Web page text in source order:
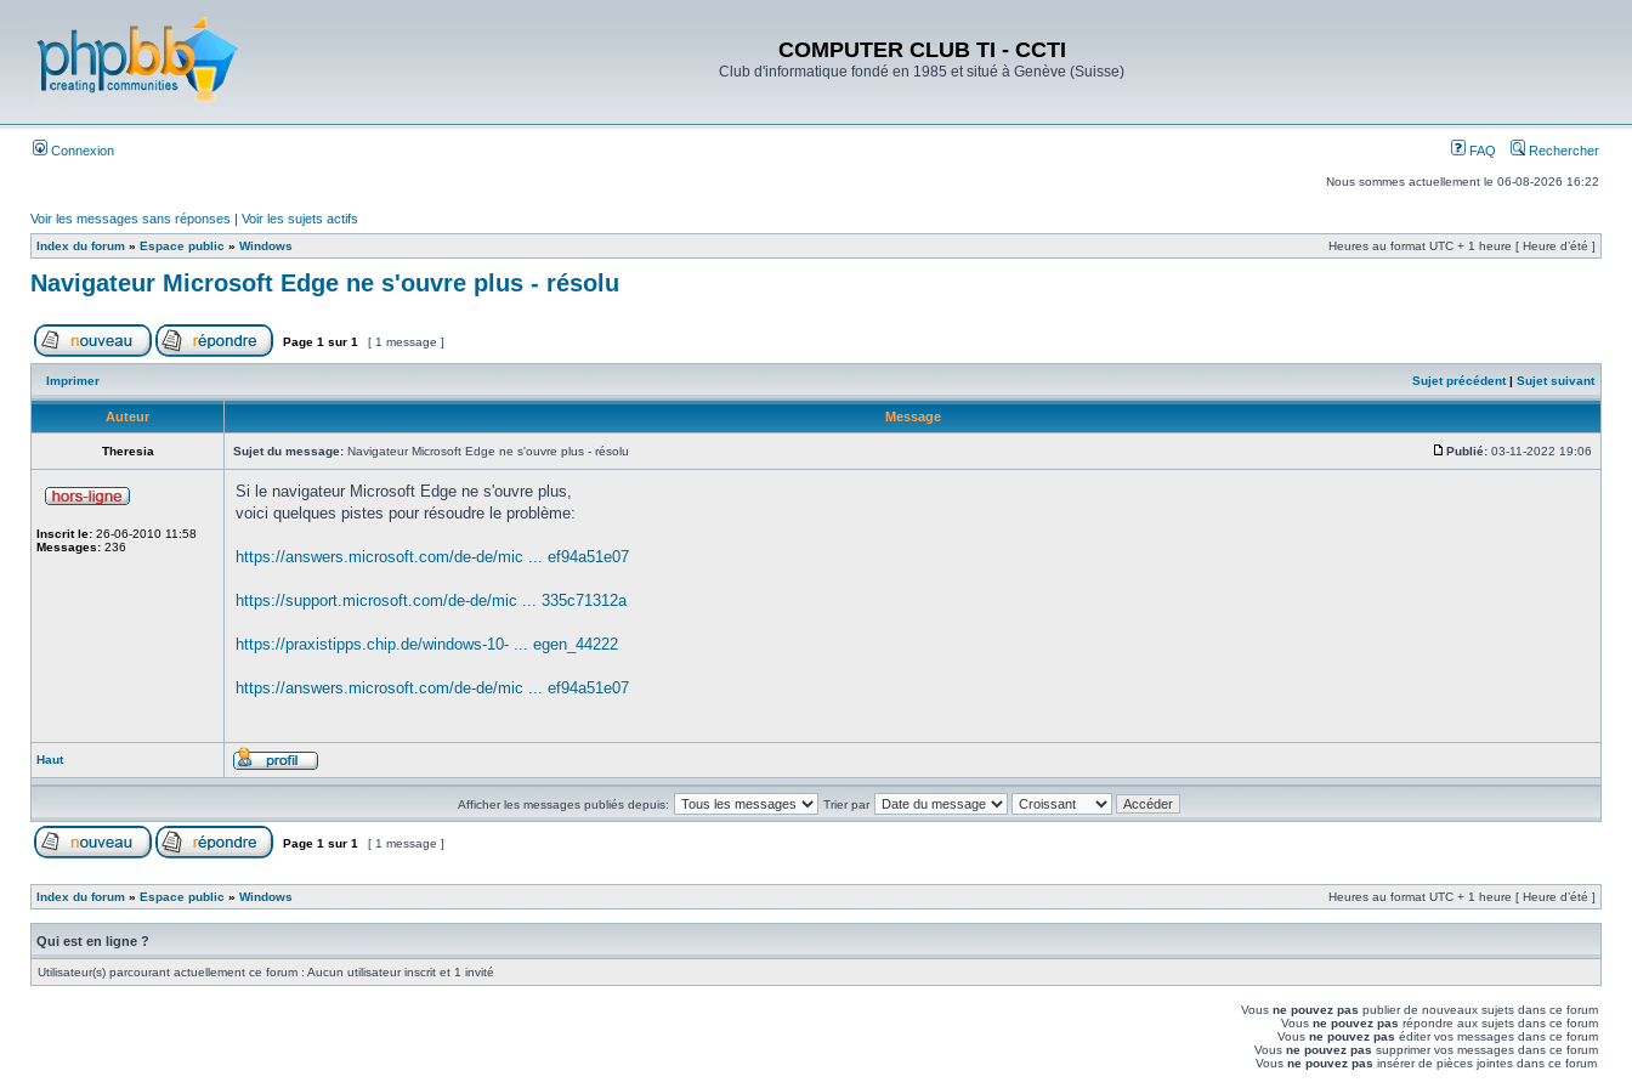
COMPUTER CLUB TI - CCTI
Club d'informatique fondé en 1985 et situé à Genève (Suisse)
Connexion FAQ Rechercher
Nous sommes actuellement le 06-08-2026 16:22
Voir les messages sans réponses | Voir les sujets actifs
Index du forum » Espace public » Windows Heures au format UTC + 1 heure [ Heure d’été ]
Navigateur Microsoft Edge ne s'ouvre plus - résolu
Page 1 sur 1 [ 1 message ]
Imprimer Sujet précédent| Sujet suivant
Auteur Message
Theresia Sujet du message: Navigateur Microsoft Edge ne s'ouvre plus - résolu Publié: 03-11-2022 19:06
Inscrit le: 26-06-2010 11:58
Messages: 236
Si le navigateur Microsoft Edge ne s'ouvre plus,
voici quelques pistes pour résoudre le problème:
https://answers.microsoft.com/de-de/mic ... ef94a51e07
https://support.microsoft.com/de-de/mic ... 335c71312a
https://praxistipps.chip.de/windows-10- ... egen_44222
https://answers.microsoft.com/de-de/mic ... ef94a51e07
Haut
Afficher les messages publiés depuis: Trier par
Page 1 sur 1 [ 1 message ]
Index du forum » Espace public » Windows Heures au format UTC + 1 heure [ Heure d’été ]
Qui est en ligne ?
Utilisateur(s) parcourant actuellement ce forum : Aucun utilisateur inscrit et 1 invité
Vous ne pouvez pas publier de nouveaux sujets dans ce forum
Vous ne pouvez pas répondre aux sujets dans ce forum
Vous ne pouvez pas éditer vos messages dans ce forum
Vous ne pouvez pas supprimer vos messages dans ce forum
Vous ne pouvez pas insérer de pièces jointes dans ce forum